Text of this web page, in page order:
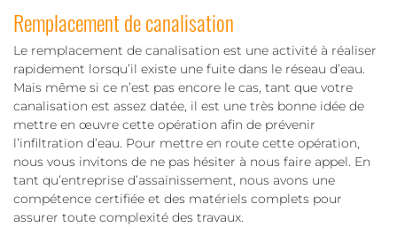
Remplacement de canalisation
Le remplacement de canalisation est une activité à réaliser
rapidement lorsqu’il existe une fuite dans le réseau d’eau.
Mais même si ce n’est pas encore le cas, tant que votre
canalisation est assez datée, il est une très bonne idée de
mettre en œuvre cette opération afin de prévenir
l’infiltration d’eau. Pour mettre en route cette opération,
nous vous invitons de ne pas hésiter à nous faire appel. En
tant qu’entreprise d’assainissement, nous avons une
compétence certifiée et des matériels complets pour
assurer toute complexité des travaux.